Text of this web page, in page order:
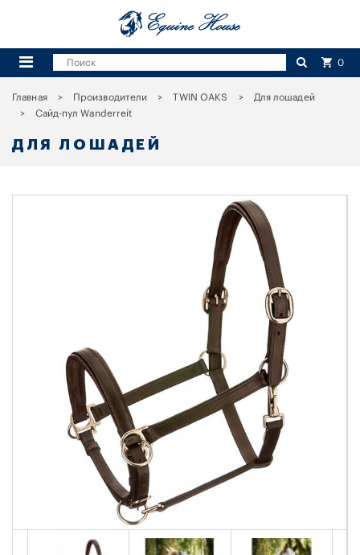
0
Главная Производители TWIN OAKS
Для лошадей
Сайд-пул Wanderreit
ДЛЯ ЛОШАДЕЙ